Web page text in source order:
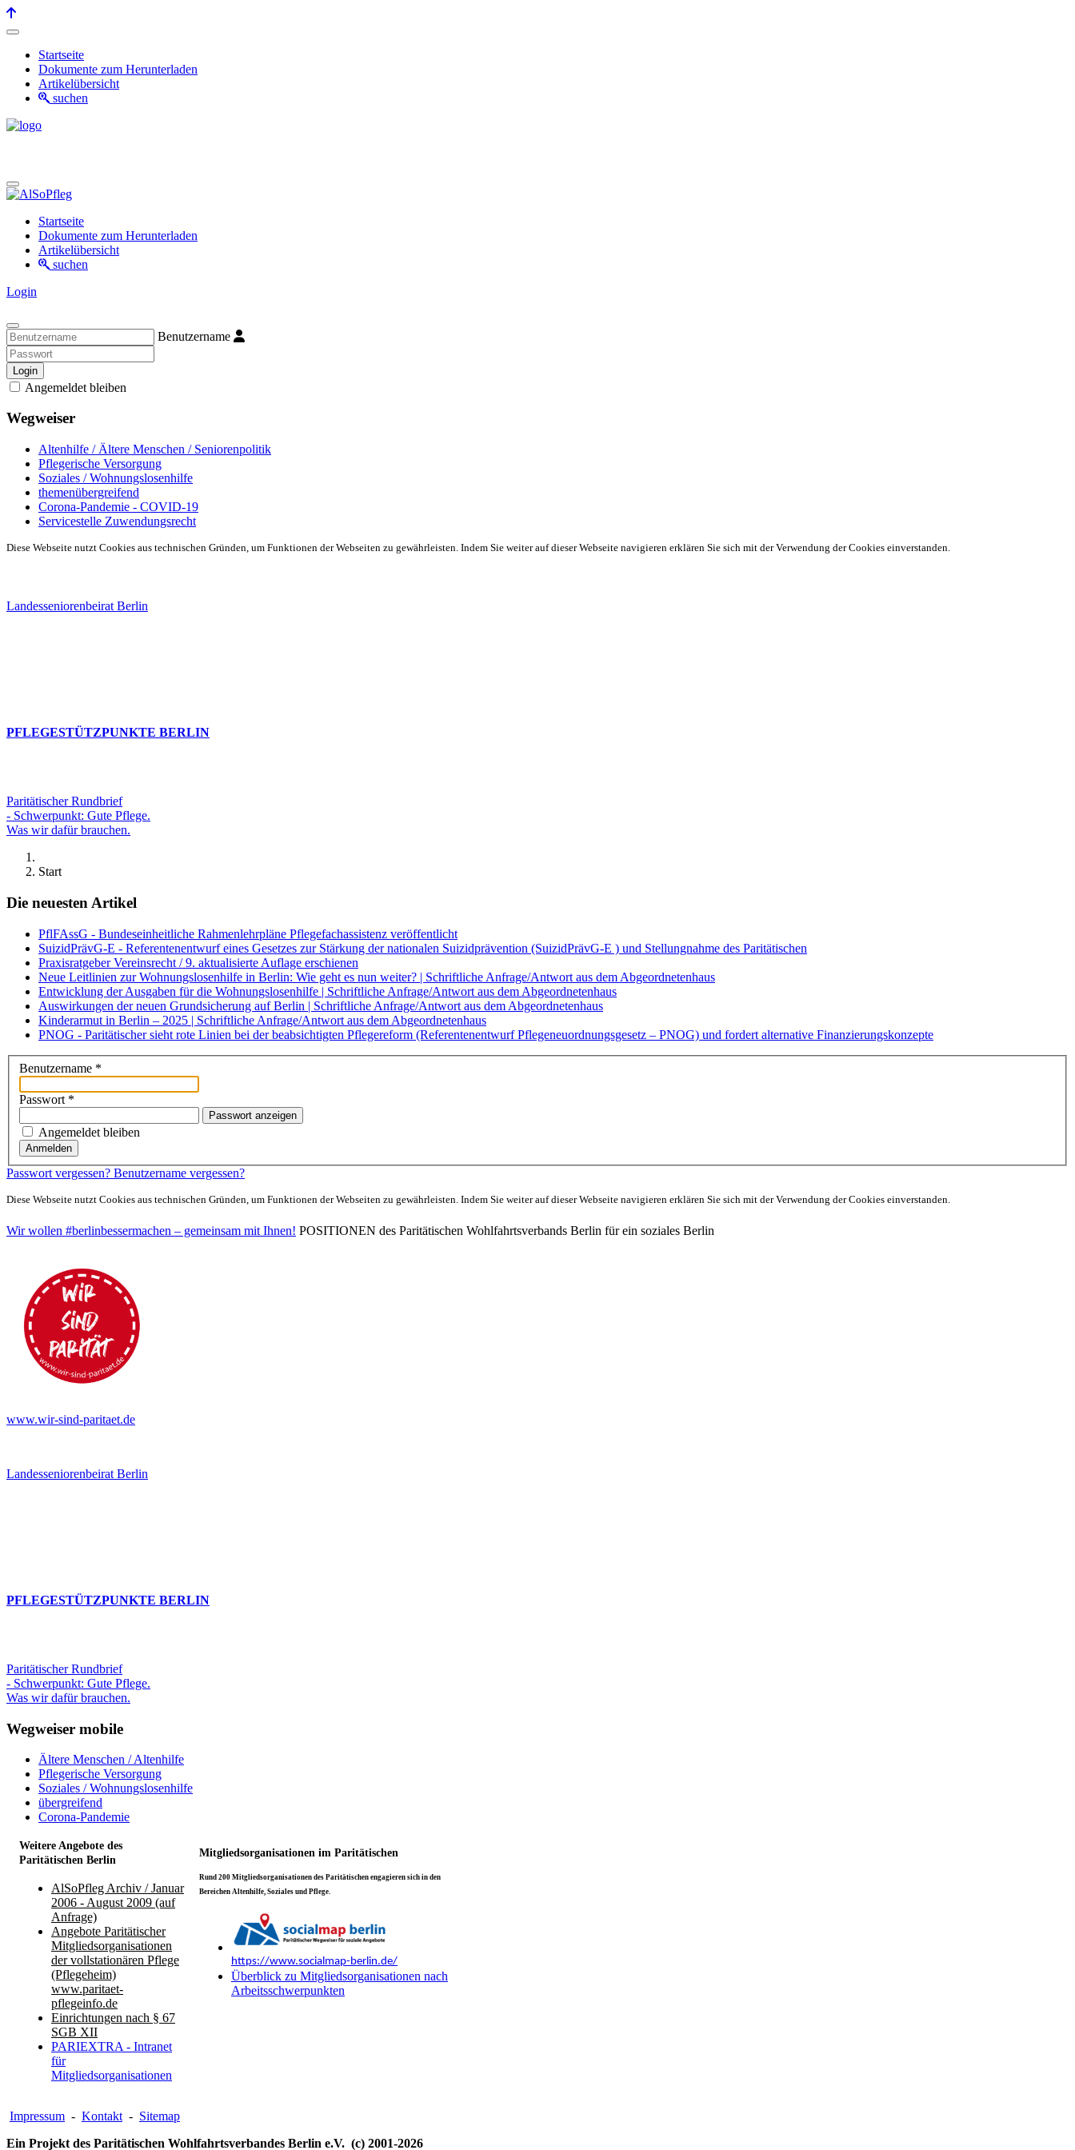
Startseite
Dokumente zum Herunterladen
Artikelübersicht
suchen
Startseite
Dokumente zum Herunterladen
Artikelübersicht
suchen
Login
Benutzername
Login
Angemeldet bleiben
Wegweiser
Altenhilfe / Ältere Menschen / Seniorenpolitik
Pflegerische Versorgung
Soziales / Wohnungslosenhilfe
themenübergreifend
Corona-Pandemie - COVID-19
Servicestelle Zuwendungsrecht
Diese Webseite nutzt Cookies aus technischen Gründen, um Funktionen der Webseiten zu gewährleisten. Indem Sie weiter auf dieser Webseite navigieren erklären Sie sich mit der Verwendung der Cookies einverstanden.
Landesseniorenbeirat Berlin
PFLEGESTÜTZPUNKTE BERLIN
Paritätischer Rundbrief
- Schwerpunkt: Gute Pflege.
Was wir dafür brauchen.
Start
Die neuesten Artikel
PflFAssG - Bundeseinheitliche Rahmenlehrpläne Pflegefachassistenz veröffentlicht
SuizidPrävG-E - Referentenentwurf eines Gesetzes zur Stärkung der nationalen Suizidprävention (SuizidPrävG-E ) und Stellungnahme des Paritätischen
Praxisratgeber Vereinsrecht / 9. aktualisierte Auflage erschienen
Neue Leitlinien zur Wohnungslosenhilfe in Berlin: Wie geht es nun weiter? | Schriftliche Anfrage/Antwort aus dem Abgeordnetenhaus
Entwicklung der Ausgaben für die Wohnungslosenhilfe | Schriftliche Anfrage/Antwort aus dem Abgeordnetenhaus
Auswirkungen der neuen Grundsicherung auf Berlin | Schriftliche Anfrage/Antwort aus dem Abgeordnetenhaus
Kinderarmut in Berlin – 2025 | Schriftliche Anfrage/Antwort aus dem Abgeordnetenhaus
PNOG - Paritätischer sieht rote Linien bei der beabsichtigten Pflegereform (Referentenentwurf Pflegeneuordnungsgesetz – PNOG) und fordert alternative Finanzierungskonzepte
Benutzername *
Passwort *
Passwort anzeigen
Angemeldet bleiben
Anmelden
Passwort vergessen? Benutzername vergessen?
Diese Webseite nutzt Cookies aus technischen Gründen, um Funktionen der Webseiten zu gewährleisten. Indem Sie weiter auf dieser Webseite navigieren erklären Sie sich mit der Verwendung der Cookies einverstanden.
Wir wollen #berlinbessermachen – gemeinsam mit Ihnen! POSITIONEN des Paritätischen Wohlfahrtsverbands Berlin für ein soziales Berlin
www.wir-sind-paritaet.de
Landesseniorenbeirat Berlin
PFLEGESTÜTZPUNKTE BERLIN
Paritätischer Rundbrief
- Schwerpunkt: Gute Pflege.
Was wir dafür brauchen.
Wegweiser mobile
Ältere Menschen / Altenhilfe
Pflegerische Versorgung
Soziales / Wohnungslosenhilfe
übergreifend
Corona-Pandemie
Weitere Angebote des
Paritätischen Berlin
Mitgliedsorganisationen im Paritätischen
AlSoPfleg Archiv / Januar
2006 - August 2009 (auf
Anfrage)
Angebote Paritätischer
Mitgliedsorganisationen
der vollstationären Pflege
(Pflegeheim)
www.paritaet-
pflegeinfo.de
Einrichtungen nach § 67
SGB XII
PARIEXTRA - Intranet
für
Mitgliedsorganisationen
Rund 200 Mitgliedsorganisationen des Paritätischen engagieren sich in den
Bereichen Altenhilfe, Soziales und Pflege.
https://www.socialmap-berlin.de/
Überblick zu Mitgliedsorganisationen nach
Arbeitsschwerpunkten
Impressum - Kontakt - Sitemap
Ein Projekt des Paritätischen Wohlfahrtsverbandes Berlin e.V. (c) 2001-2026